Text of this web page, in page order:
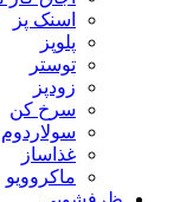
اسنک پز
پلوپز
توستر
زودپز
سرخ کن
سولاردوم
غذاساز
ماکروویو